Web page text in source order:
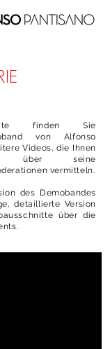
finden Sie
von Alfonso
Videos, die Ihnen
über seine
vermitteln.
des Demobandes
detaillierte Version
über die